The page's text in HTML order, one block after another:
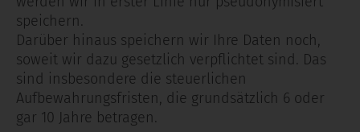
speichern.
Darüber hinaus speichern wir Ihre Daten noch,
soweit wir dazu gesetzlich verpflichtet sind. Das
sind insbesondere die steuerlichen
Aufbewahrungsfristen, die grundsätzlich 6 oder
gar 10 Jahre betragen.